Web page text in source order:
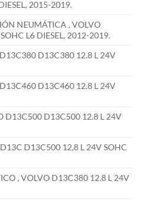
2015-2019.
NEUMÁTICA , VOLVO
L6 DIESEL, 2012-2019.
D13C380 12.8 L 24V
D13C460 12.8 L 24V
D13C500 D13C500 12.8 L 24V
D13C500 12,8 L 24V SOHC
, VOLVO D13C380 12.8 L 24V